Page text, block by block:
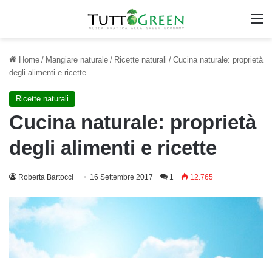
Home / Mangiare naturale / Ricette naturali / Cucina naturale: proprietà
degli alimenti e ricette
Ricette naturali
Cucina naturale: proprietà
degli alimenti e ricette
Roberta Bartocci 16 Settembre 2017 1 12.765